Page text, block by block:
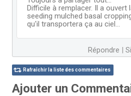
Difficile à remplacer. Il a ouvert
seeding mulched basal
qu'il transportera ça au ciel...
Répondre |
Rafraîchir la liste des commentaires
Ajouter un